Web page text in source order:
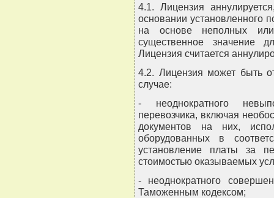
4.1. Лицензия
основании установленного
на основе неполных
существенное значение
Лицензия считается
4.2. Лицензия может быть
случае:
- неоднократного
перевозчика, включая
документов на них,
оборудованных в
установление платы за
стоимостью оказываемых
- неоднократного
Таможенным кодексом;